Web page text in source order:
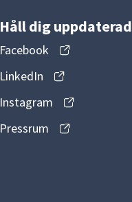
Håll dig uppdaterad
Facebook
LinkedIn
Instagram
Pressrum